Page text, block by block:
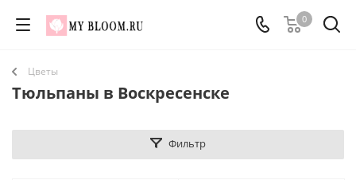
0
Цветы
Тюльпаны в Воскресенске
Фильтр